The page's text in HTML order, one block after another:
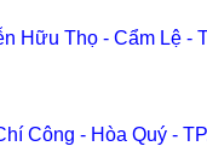
Hữu Thọ - Cẩm Lệ -
Công - Hòa Quý -